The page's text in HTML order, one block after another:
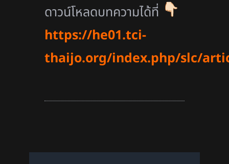
ดาวน์โหลดบทความได้ที่
https://he01.tci-
thaijo.org/index.php/slc/